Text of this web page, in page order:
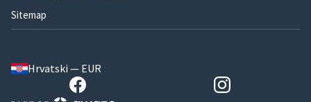
Sitemap
Hrvatski — EUR